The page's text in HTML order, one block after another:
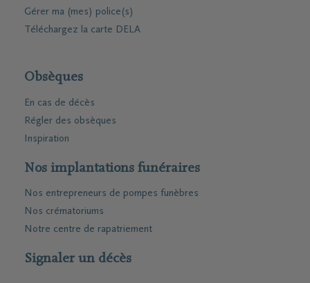
Gérer ma (mes) police(s)
Téléchargez la carte DELA
Obsèques
En cas de décès
Régler des obsèques
Inspiration
Nos implantations funéraires
Nos entrepreneurs de pompes funèbres
Nos crématoriums
Notre centre de rapatriement
Signaler un décès